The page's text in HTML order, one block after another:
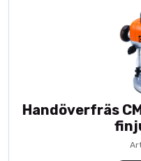
Handöverfräs